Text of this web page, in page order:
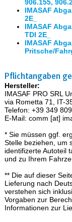
906.155,
IMASAF
2E_
IMASAF
TDI 2E_
IMASAF
Pritsche/
Pflichtangaben
Hersteller:
IMASAF PRO SRL
via Rometta 71, IT-
Telefon: +39 349
E-Mail: comm [at]
* Sie müssen ggf.
Stelle beziehen, um
identifizerte Autoteil
und zu Ihrem
** Die auf dieser
Lieferung nach
verstehen sich
Vorgaben zur
Informationen zur